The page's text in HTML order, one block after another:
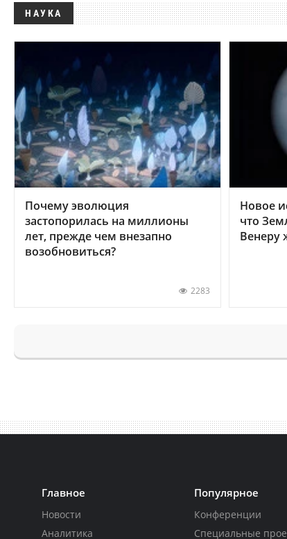
НАУКА
Почему эволюция
застопорилась на миллионы
лет, прежде чем внезапно
возобновиться?
2283
Новое
что
Венеру
Главное
Новости
Аналитика
Популярное
Конференции
Специальные